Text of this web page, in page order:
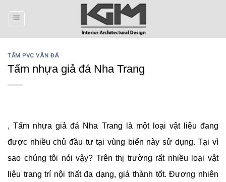
TẤM PVC VÂN ĐÁ
Tấm nhựa giả đá Nha Trang
, Tấm nhựa giả đá Nha Trang là một loại vật liệu đang
được nhiều chủ đầu tư tại vùng biển này sử dụng. Tại vì
sao chúng tôi nói vậy? Trên thị trường rất nhiều loại vật
liệu trang trí nội thất đa dạng, giá thành tốt. Đương nhiên